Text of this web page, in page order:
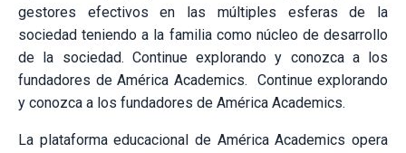
gestores efectivos en las múltiples esferas de la
sociedad teniendo a la familia como núcleo de desarrollo
de la sociedad. Continue explorando y conozca a los
fundadores de América Academics.
Continue explorando
y conozca a los fundadores de América Academics.
La plataforma educacional de América Academics opera